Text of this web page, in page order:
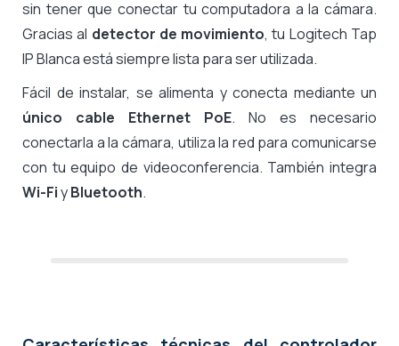
sin tener que conectar tu computadora a la cámara.
Gracias al detector de movimiento, tu Logitech Tap
IP Blanca está siempre lista para ser utilizada.
Fácil de instalar, se alimenta y conecta mediante un
único cable Ethernet PoE. No es necesario
conectarla a la cámara, utiliza la red para comunicarse
con tu equipo de videoconferencia. También integra
Wi-FiyBluetooth.